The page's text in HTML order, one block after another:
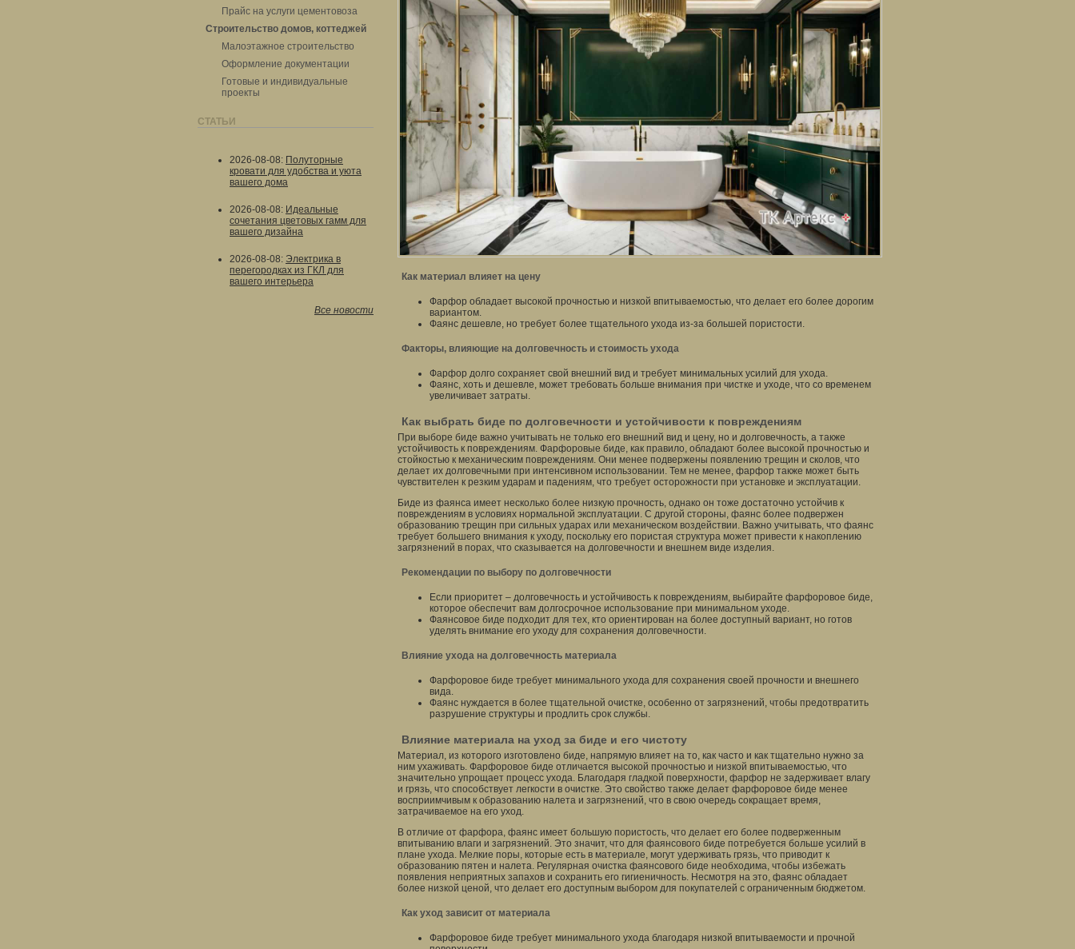
Прайс на услуги цементовоза
Строительство домов, коттеджей
Малоэтажное строительство
Оформление документации
Готовые и индивидуальные
проекты
СТАТЬИ
2026-08-08: Полуторные
кровати для удобства и уюта
вашего дома
2026-08-08: Идеальные
сочетания цветовых гамм для
вашего дизайна
2026-08-08: Электрика в
перегородках из ГКЛ для
вашего интерьера
Все новости
Как материал влияет на цену
Фарфор обладает высокой прочностью и низкой впитываемостью, что делает его более дорогим
вариантом.
Фаянс дешевле, но требует более тщательного ухода из-за большей пористости.
Факторы, влияющие на долговечность и стоимость ухода
Фарфор долго сохраняет свой внешний вид и требует минимальных усилий для ухода.
Фаянс, хоть и дешевле, может требовать больше внимания при чистке и уходе, что со временем
увеличивает затраты.
Как выбрать биде по долговечности и устойчивости к повреждениям
При выборе биде важно учитывать не только его внешний вид и цену, но и долговечность, а также
устойчивость к повреждениям. Фарфоровые биде, как правило, обладают более высокой прочностью и
стойкостью к механическим повреждениям. Они менее подвержены появлению трещин и сколов, что
делает их долговечными при интенсивном использовании. Тем не менее, фарфор также может быть
чувствителен к резким ударам и падениям, что требует осторожности при установке и эксплуатации.
Биде из фаянса имеет несколько более низкую прочность, однако он тоже достаточно устойчив к
повреждениям в условиях нормальной эксплуатации. С другой стороны, фаянс более подвержен
образованию трещин при сильных ударах или механическом воздействии. Важно учитывать, что фаянс
требует большего внимания к уходу, поскольку его пористая структура может привести к накоплению
загрязнений в порах, что сказывается на долговечности и внешнем виде изделия.
Рекомендации по выбору по долговечности
Если приоритет – долговечность и устойчивость к повреждениям, выбирайте фарфоровое биде,
которое обеспечит вам долгосрочное использование при минимальном уходе.
Фаянсовое биде подходит для тех, кто ориентирован на более доступный вариант, но готов
уделять внимание его уходу для сохранения долговечности.
Влияние ухода на долговечность материала
Фарфоровое биде требует минимального ухода для сохранения своей прочности и внешнего
вида.
Фаянс нуждается в более тщательной очистке, особенно от загрязнений, чтобы предотвратить
разрушение структуры и продлить срок службы.
Влияние материала на уход за биде и его чистоту
Материал, из которого изготовлено биде, напрямую влияет на то, как часто и как тщательно нужно за
ним ухаживать. Фарфоровое биде отличается высокой прочностью и низкой впитываемостью, что
значительно упрощает процесс ухода. Благодаря гладкой поверхности, фарфор не задерживает влагу
и грязь, что способствует легкости в очистке. Это свойство также делает фарфоровое биде менее
восприимчивым к образованию налета и загрязнений, что в свою очередь сокращает время,
затрачиваемое на его уход.
В отличие от фарфора, фаянс имеет большую пористость, что делает его более подверженным
впитыванию влаги и загрязнений. Это значит, что для фаянсового биде потребуется больше усилий в
плане ухода. Мелкие поры, которые есть в материале, могут удерживать грязь, что приводит к
образованию пятен и налета. Регулярная очистка фаянсового биде необходима, чтобы избежать
появления неприятных запахов и сохранить его гигиеничность. Несмотря на это, фаянс обладает
более низкой ценой, что делает его доступным выбором для покупателей с ограниченным бюджетом.
Как уход зависит от материала
Фарфоровое биде требует минимального ухода благодаря низкой впитываемости и прочной